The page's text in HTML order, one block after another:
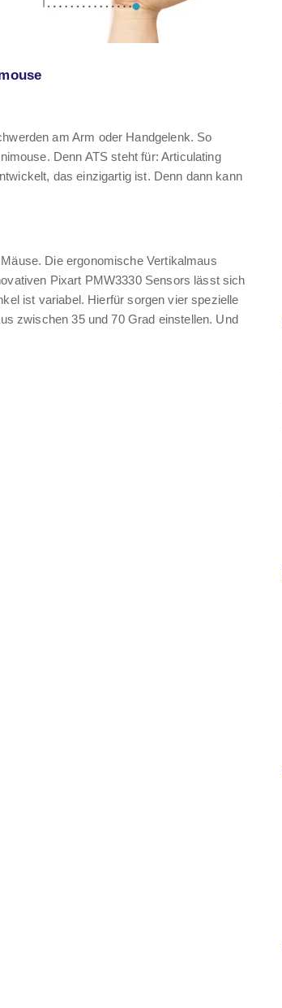
am Arm oder Handgelenk. So
Denn ATS steht für: Articulating
das einzigartig ist. Denn dann kann
Die ergonomische Vertikalmaus
Pixart PMW3330 Sensors lässt sich
ist variabel. Hierfür sorgen vier spezielle
zwischen 35 und 70 Grad einstellen. Und